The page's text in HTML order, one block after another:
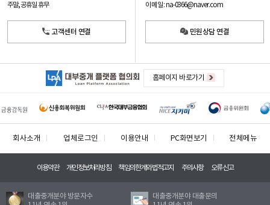
주말, 공휴일 휴무
고객센터 연결
이메일: na-0366@naver.com
민원상담 연결
홈페이지 바로가기
회사소개 업체로그인 이용안내 PC화면보기 전체메뉴
이용약관 개인정보처리방침 책임의한계와법적고지 주의사항 오류신고
대출중개분야 방문자수
대출중개분야 대출문의